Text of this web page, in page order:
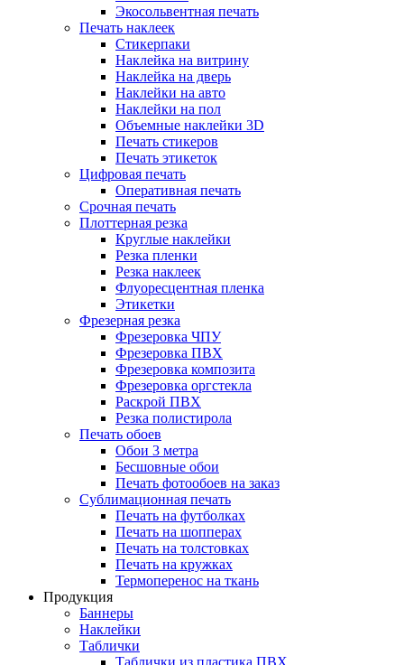
Экосольвентная печать
Печать наклеек
Стикерпаки
Наклейка на витрину
Наклейка на дверь
Наклейки на авто
Наклейки на пол
Объемные наклейки 3D
Печать стикеров
Печать этикеток
Цифровая печать
Оперативная печать
Срочная печать
Плоттерная резка
Круглые наклейки
Резка пленки
Резка наклеек
Флуоресцентная пленка
Этикетки
Фрезерная резка
Фрезеровка ЧПУ
Фрезеровка ПВХ
Фрезеровка композита
Фрезеровка оргстекла
Раскрой ПВХ
Резка полистирола
Печать обоев
Обои 3 метра
Бесшовные обои
Печать фотообоев на заказ
Сублимационная печать
Печать на футболках
Печать на шопперах
Печать на толстовках
Печать на кружках
Термоперенос на ткань
Продукция
Баннеры
Наклейки
Таблички
Таблички из пластика ПВХ